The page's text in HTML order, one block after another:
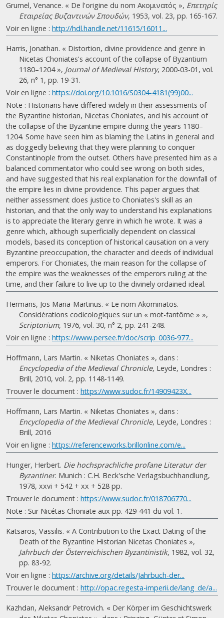
Grumel, Venance. « De l'origine du nom Ακομινατός », Επετηρίς
Εταιρείας Βυζαντινών Σπουδών, 1953, vol. 23, pp. 165-167.
Voir en ligne : http://hdl.handle.net/11615/16011...
Harris, Jonathan. « Distortion, divine providence and genre in
Nicetas Choniates's account of the collapse of Byzantium
1180–1204 », Journal of Medieval History, 2000-03-01, vol.
26, n° 1, pp. 19-31.
Voir en ligne : https://doi.org/10.1016/S0304-4181(99)00...
Note : Historians have differed widely in their assessments of
the Byzantine historian, Nicetas Choniates, and his account of
the collapse of the Byzantine empire during the years 1180–
1204. Some have seen him as blaming the Latins in general and
as doggedly believing that they were planning to conquer
Constantinople from the outset. Others have presented him as a
balanced commentator who could see wrong on both sides,
and have suggested that his real explanation for the downfall of
the empire lies in divine providence. This paper argues that
neither assessment does justice to Choniates's skill as an
historian, and that the only way to understand his explanations
is to appreciate the literary genre in which he wrote. It was a
genre which, although superficially dependent on classical
models, based its conception of historical causation on a very
Byzantine preoccupation, the character and deeds of individual
emperors. For Choniates, the main reason for the collapse of
the empire was the weaknesses of the emperors ruling at the
time, and their failure to live up to the divinely ordained ideal.
Hermans, Jos Maria-Martinus. « Le nom Akominatos.
Considérations codicologiques sur un « mot-fantôme » »,
Scriptorium, 1976, vol. 30, n° 2, pp. 241-248.
Voir en ligne : https://www.persee.fr/doc/scrip_0036-977...
Hoffmann, Lars Martin. « Niketas Choniates », dans :
Encyclopedia of the Medieval Chronicle, Leyde, Londres :
Brill, 2010, vol. 2, pp. 1148-1149.
Trouver le document : https://www.sudoc.fr/14909423X...
Hoffmann, Lars Martin. « Niketas Choniates », dans :
Encyclopedia of the Medieval Chronicle, Leyde, Londres :
Brill, 2016
Voir en ligne : https://referenceworks.brillonline.com/e...
Hunger, Herbert. Die hochsprachliche profane Literatur der
Byzantiner. Munich : C.H. Beck'sche Verlagsbuchhandlung,
1978, xxvi + 542 + xx + 528 pp.
Trouver le document : https://www.sudoc.fr/018706770...
Note : Sur Nicétas Choniate aux pp. 429-441 du vol. 1.
Katsaros, Vassilis. « A Contribution to the Exact Dating of the
Death of the Byzantine Historian Nicetas Choniates »,
Jahrbuch der Österreichischen Byzantinistik, 1982, vol. 32,
pp. 83-92.
Voir en ligne : https://archive.org/details/Jahrbuch-der...
Trouver le document : http://opac.regesta-imperii.de/lang_de/a...
Kazhdan, Aleksandr Petrovich. « Der Körper im Geschichtswerk